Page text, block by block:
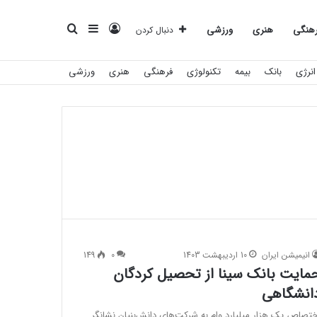
هنری ورزشی
برای
سایدبار ورود دنبال کردن
انرژی بانک بیمه تکنولوژی فرهنگی هنری ورزشی
انیمیشن ایران 10 اردیبهشت 1403 0
149
بانک سینا از تحصیل کردگان